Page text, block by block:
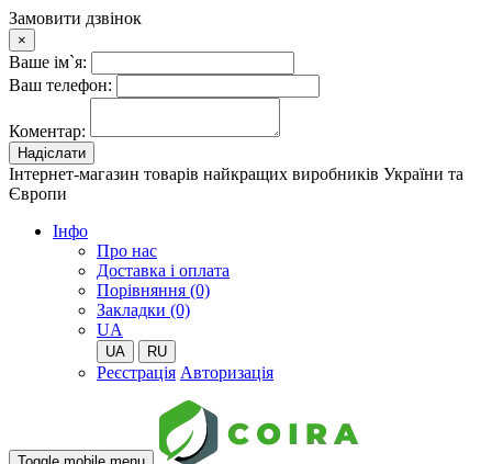
Замовити дзвінок
×
Ваше ім`я:
Ваш телефон:
Коментар:
Надіслати
Інтернет-магазин товарів найкращих виробників України та
Європи
Iнфо
Про нас
Доставка і оплата
Порівняння (0)
Закладки (0)
UA
UA RU
Реєстрація Авторизація